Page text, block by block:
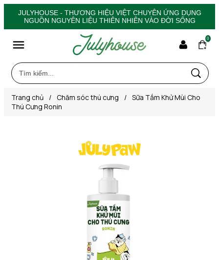
JULYHOUSE - THƯƠNG HIỆU VIỆT CHUYÊN ỨNG DỤNG
NGUỒN NGUYÊN LIỆU THIÊN NHIÊN VÀO ĐỜI SỐNG
0
Trang chủ / Chăm sóc thú cưng / Sữa Tắm Khử Mùi Cho
Thú Cưng Ronin